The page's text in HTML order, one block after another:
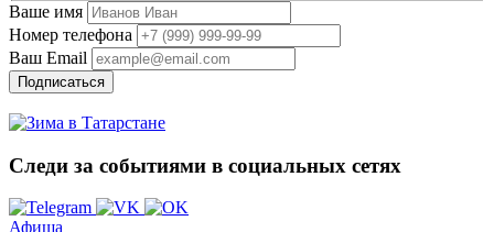
Ваше имя
Номер телефона
Ваш Email
Подписаться
Следи за событиями в социальных сетях
Афиша